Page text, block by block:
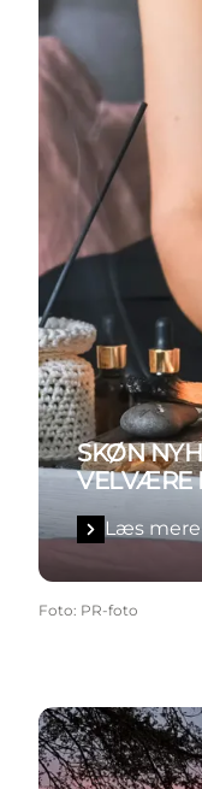
SKØN
VELVÆRE
Læs mere
Foto: PR-foto
Læs mere